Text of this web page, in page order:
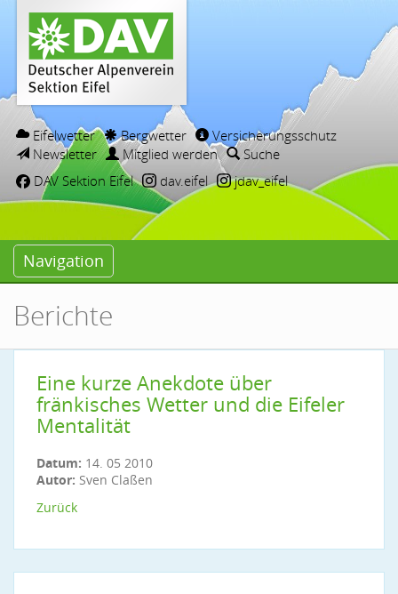
Eifelwetter Bergwetter
Versicherungsschutz
Newsletter
Mitglied werden
Suche
DAV Sektion Eifel
dav.eifel jdav_eifel
Navigation
Berichte
Eine kurze Anekdote über
fränkisches Wetter und die Eifeler
Mentalität
Datum: 14. 05 2010
Autor: Sven Claßen
Zurück